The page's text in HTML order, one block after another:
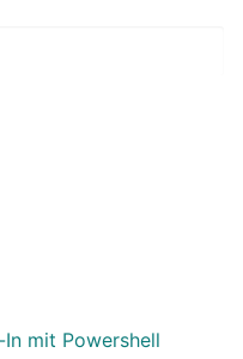
mit Powershell